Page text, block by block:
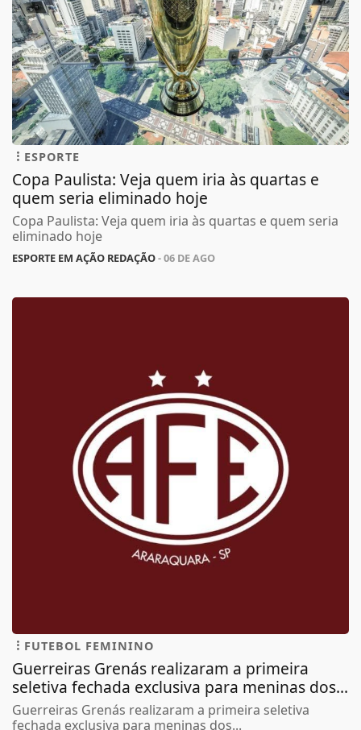
ESPORTE
Copa Paulista: Veja quem iria às quartas e
quem seria eliminado hoje
Copa Paulista: Veja quem iria às quartas e quem seria
eliminado hoje
ESPORTE EM AÇÃO REDAÇÃO- 06 DE AGO
FUTEBOL FEMININO
Guerreiras Grenás realizaram a primeira
seletiva fechada exclusiva para meninas dos...
Guerreiras Grenás realizaram a primeira seletiva
fechada exclusiva para meninas dos...